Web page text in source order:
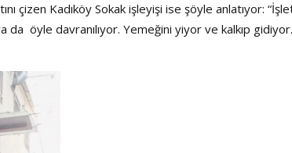
çizen Kadıköy Sokak işleyişi ise şöyle anlatıyor:
da öyle davranılıyor. Yemeğini yiyor ve kalkıp